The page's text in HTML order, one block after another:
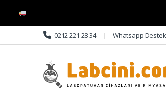
Skip to navigation
Skip to content 0212 221 28 34 Whatsapp Destek